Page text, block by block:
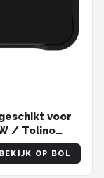
voor
/ Tolino
Wake
BEKIJK OP BOL